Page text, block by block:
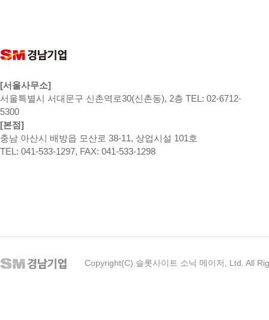
[서울사무소]
서울특별시 서대문구 신촌역로30(신촌동), 2층 TEL: 02-6712-
5300
[본점]
충남 아산시 배방읍 모산로 38-11, 상업시설 101호
TEL: 041-533-1297, FAX: 041-533-1298
Copyright(C) 슬롯사이트 소닉 메이저, Ltd. All